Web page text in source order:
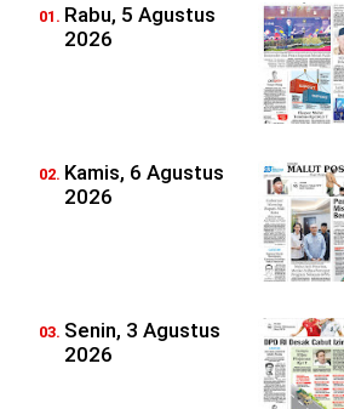
Rabu, 5 Agustus
2026
Kamis, 6 Agustus
2026
Senin, 3 Agustus
2026